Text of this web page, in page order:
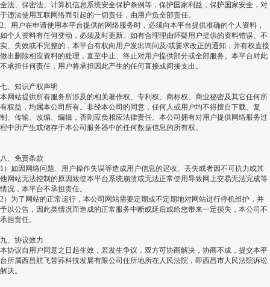
全法、保密法、计算机信息系统安全保护条例等，保护国家利益，保护国家安全，对
于违法使用互联网络而引起的一切责任，由用户负全部责任。
2、用户在申请使用本平台提供的网络服务时，必须向本平台提供准确的个人资料，
如个人资料有任何变动，必须及时更新。如有合理理由怀疑用户提供的资料错误、不
实、失效或不完整的，本平台有权向用户发出询问及/或要求改正的通知，并有权直接
做出删除相应资料的处理，直至中止、终止对用户提供部分或全部服务。本平台对此
不承担任何责任，用户将承担因此产生的任何直接或间接支出。
七、知识产权声明
本网站提供所有服务所涉及的相关著作权、专利权、商标权、商业秘密及其它任何所
有权益，均属本公司所有。非经本公司的同意，任何人或用户均不得擅自下载、复
制、传输、改编、编辑，否则应负相应法律责任。本公司拥有对用户提供网络服务过
程中所产生或储存于本公司服务器中的任何数据信息的所有权。
八、免责条款
1 ）如因网络问题、用户操作失误等造成用户信息的迟收、丢失或者因不可抗力或其
他网站无法控制的原因致使本平台系统崩溃或无法正常使用导致网上交易无法完成等
情况，本平台不承担责任。
2）为了网站的正常运行，本公司网站需要定期或不定期地对网站进行停机维护，并
予以公告，因此类情况而造成的正常服务中断或延后或给您带来一定损失，本公司不
承担责任。
九、协议效力
本协议自用户同意之日起生效，若发生争议，双方可协商解决，协商不成，提交本平
台所属西昌航飞苦荞科技发展有限公司住所地所在人民法院，即西昌市人民法院诉讼
解决。